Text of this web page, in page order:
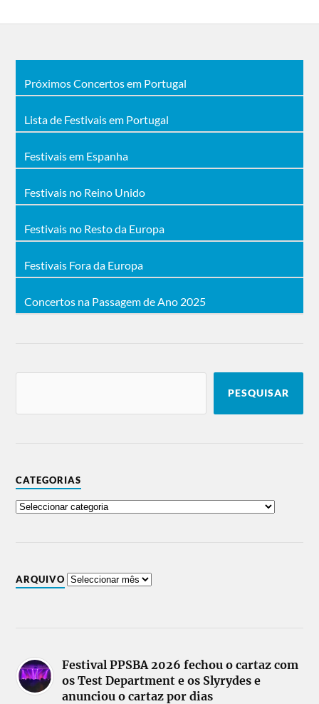
Próximos Concertos em Portugal
Lista de Festivais em Portugal
Festivais em Espanha
Festivais no Reino Unido
Festivais no Resto da Europa
Festivais Fora da Europa
Concertos na Passagem de Ano 2025
PESQUISAR
CATEGORIAS
ARQUIVO
Festival PPSBA 2026 fechou o cartaz com
os Test Department e os Slyrydes e
anunciou o cartaz por dias